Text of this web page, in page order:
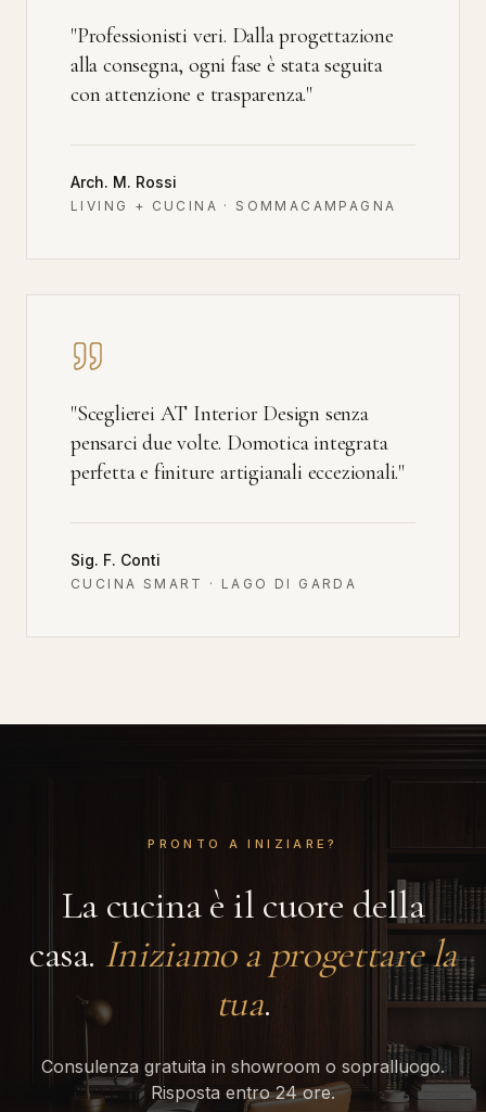
"Professionisti veri. Dalla progettazione
alla consegna, ogni fase è stata seguita
con attenzione e trasparenza."
Arch. M. Rossi
LIVING + CUCINA · SOMMACAMPAGNA
"Sceglierei AT Interior Design senza
pensarci due volte. Domotica integrata
perfetta e finiture artigianali eccezionali."
Sig. F. Conti
CUCINA SMART · LAGO DI GARDA
PRONTO A INIZIARE?
La cucina è il cuore della
casa. Iniziamo a progettare la
tua.
Consulenza gratuita in showroom o sopralluogo.
Risposta entro 24 ore.